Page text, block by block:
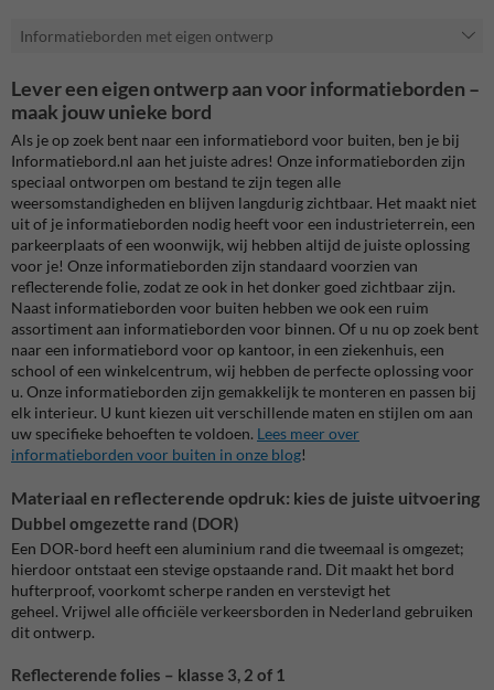
Informatieborden met eigen ontwerp
Lever een eigen ontwerp aan voor informatieborden –
maak jouw unieke bord
Als je op zoek bent naar een informatiebord voor buiten, ben je bij
Informatiebord.nl aan het juiste adres! Onze informatieborden zijn
speciaal ontworpen om bestand te zijn tegen alle
weersomstandigheden en blijven langdurig zichtbaar. Het maakt niet
uit of je informatieborden nodig heeft voor een industrieterrein, een
parkeerplaats of een woonwijk, wij hebben altijd de juiste oplossing
voor je! Onze informatieborden zijn standaard voorzien van
reflecterende folie, zodat ze ook in het donker goed zichtbaar zijn.
Naast informatieborden voor buiten hebben we ook een ruim
assortiment aan informatieborden voor binnen. Of u nu op zoek bent
naar een informatiebord voor op kantoor, in een ziekenhuis, een
school of een winkelcentrum, wij hebben de perfecte oplossing voor
u. Onze informatieborden zijn gemakkelijk te monteren en passen bij
elk interieur. U kunt kiezen uit verschillende maten en stijlen om aan
uw specifieke behoeften te voldoen. Lees meer over
informatieborden voor buiten in onze blog!
Materiaal en reflecterende opdruk: kies de juiste uitvoering
Dubbel omgezette rand (DOR)
Een DOR‑bord heeft een aluminium rand die tweemaal is omgezet;
hierdoor ontstaat een stevige opstaande rand. Dit maakt het bord
hufterproof, voorkomt scherpe randen en verstevigt het
geheel. Vrijwel alle officiële verkeersborden in Nederland gebruiken
dit ontwerp.
Reflecterende folies – klasse 3, 2 of 1